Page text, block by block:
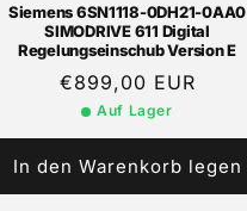
Siemens 6SN1118-0DH21-0AA0
SIMODRIVE 611 Digital
Regelungseinschub Version E
Normaler
Preis
€899,00 EUR
Auf Lager
In den Warenkorb legen